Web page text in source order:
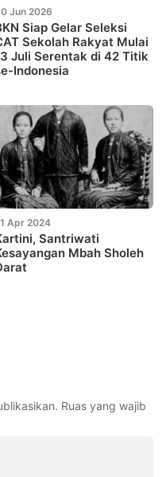
Jun 2026
Siap Gelar Seleksi
Sekolah Rakyat Mulai
Juli Serentak di 42 Titik
Indonesia
Apr 2024
Santriwati
Mbah Sholeh
Ruas yang wajib